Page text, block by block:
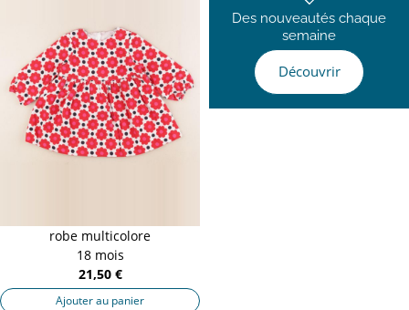
robe multicolore
18 mois
21,50 €
Ajouter au panier
Des nouveautés chaque
semaine
Découvrir